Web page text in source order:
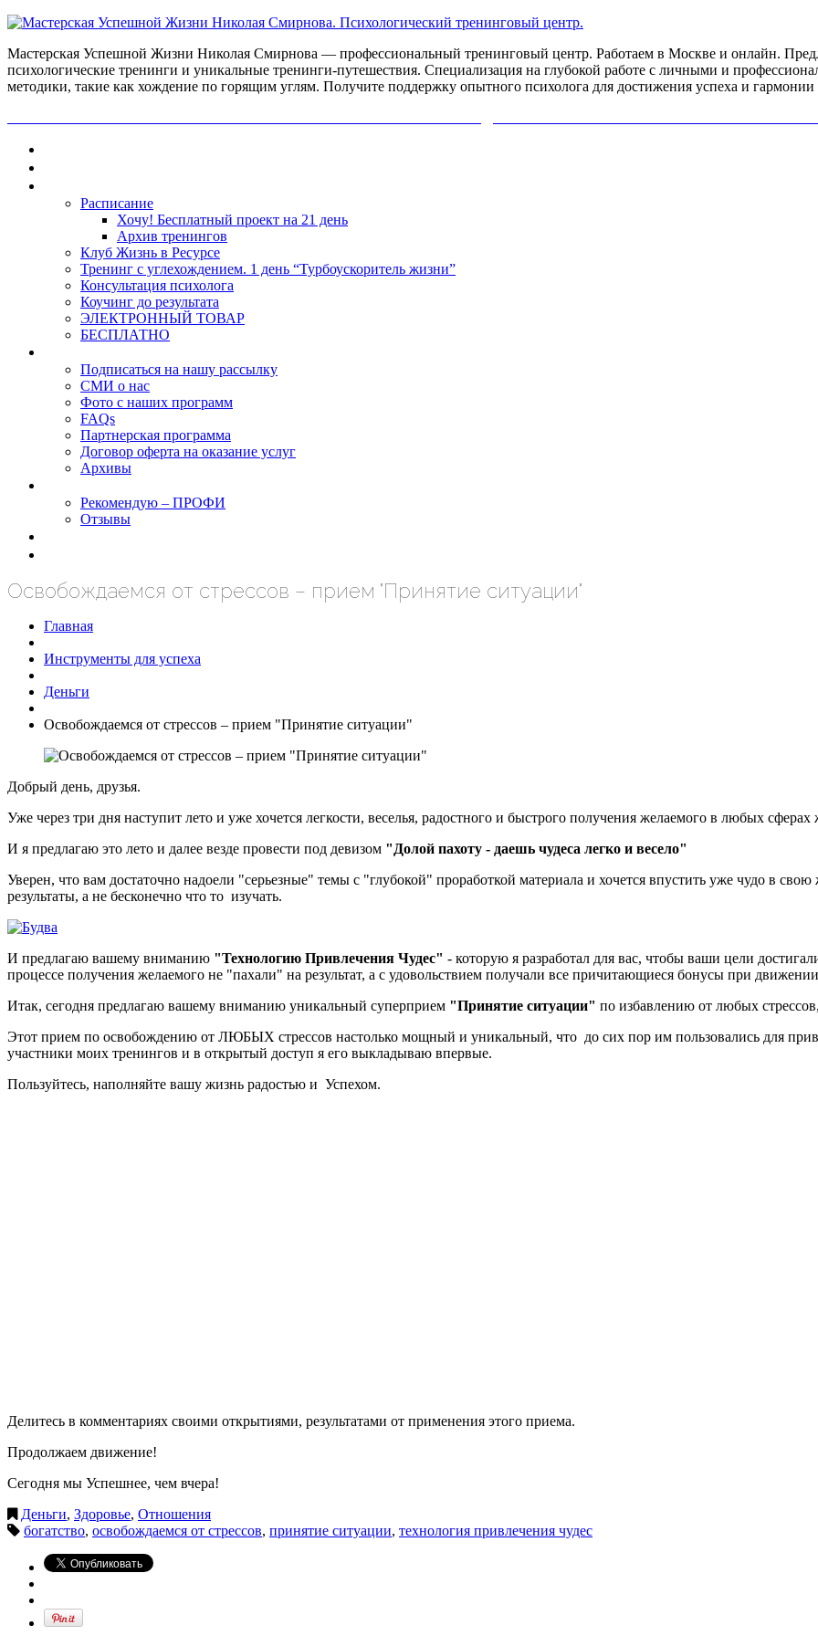
Мастерская Успешной Жизни Николая Смирнова — профессиональный тренинговый центр. Работаем в Москве и онлайн.
психологические тренинги и уникальные тренинги-путешествия. Специализация на глубокой работе с личными и
методики, такие как хождение по горящим углям. Получите поддержку опытного психолога для достижения успеха и
Расписание
Хочу! Бесплатный проект на 21 день
Архив тренингов
Клуб Жизнь в Ресурсе
Тренинг с углехождением. 1 день “Турбоускоритель жизни”
Консультация психолога
Коучинг до результата
ЭЛЕКТРОННЫЙ ТОВАР
БЕСПЛАТНО
Подписаться на нашу рассылку
СМИ о нас
Фото с наших программ
FAQs
Партнерская программа
Договор оферта на оказание услуг
Архивы
Рекомендую – ПРОФИ
Отзывы
Освобождаемся от стрессов – прием "Принятие ситуации"
Главная
Инструменты для успеха
Деньги
Освобождаемся от стрессов – прием "Принятие ситуации"
Добрый день, друзья.
Уже через три дня наступит лето и уже хочется легкости, веселья, радостного и быстрого получения желаемого в любых сферах
И я предлагаю это лето и далее везде провести под девизом "Долой пахоту - даешь чудеса легко и весело"
Уверен, что вам достаточно надоели "серьезные" темы с "глубокой" проработкой материала и хочется впустить уже чудо в
результаты, а не бесконечно что то изучать.
И предлагаю вашему вниманию "Технологию Привлечения Чудес" - которую я разработал для вас, чтобы ваши цели
процессе получения желаемого не "пахали" на результат, а с удовольствием получали все причитающиеся бонусы при
Итак, сегодня предлагаю вашему вниманию уникальный суперприем "Принятие ситуации" по избавлению от любых
Этот прием по освобождению от ЛЮБЫХ стрессов настолько мощный и уникальный, что до сих пор им пользовались для
участники моих тренингов и в открытый доступ я его выкладываю впервые.
Пользуйтесь, наполняйте вашу жизнь радостью и Успехом.
Делитесь в комментариях своими открытиями, результатами от применения этого приема.
Продолжаем движение!
Сегодня мы Успешнее, чем вчера!
Деньги, Здоровье, Отношения
богатство, освобождаемся от стрессов, принятие ситуации, технология привлечения чудес